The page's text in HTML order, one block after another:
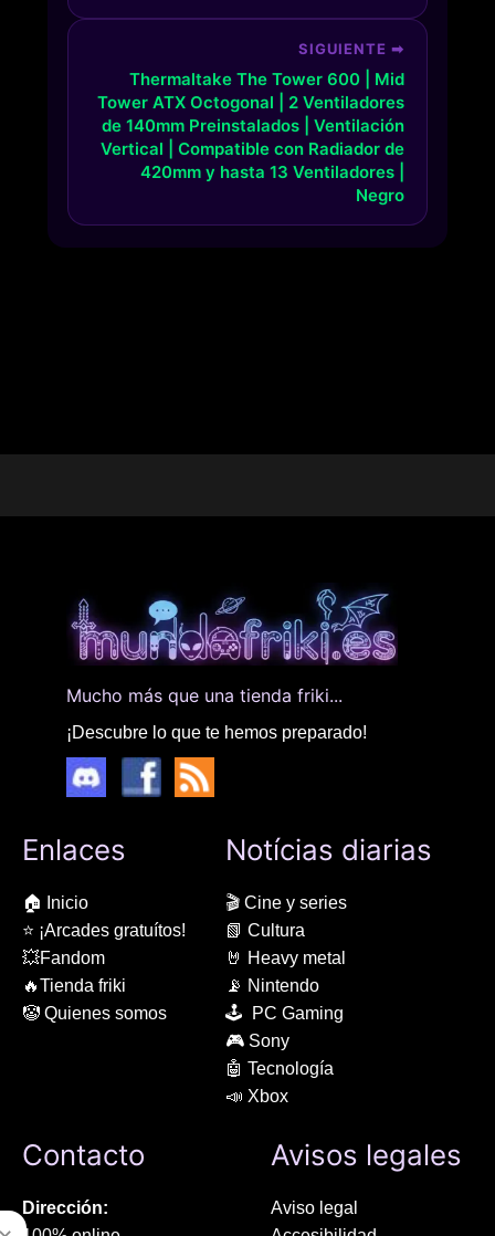
SIGUIENTE ➡
Thermaltake The Tower 600 | Mid
Tower ATX Octogonal | 2 Ventiladores
de 140mm Preinstalados | Ventilación
Vertical | Compatible con Radiador de
420mm y hasta 13 Ventiladores |
Negro
Mucho más que una tienda friki...
¡Descubre lo que te hemos preparado!
Enlaces
🏠 Inicio
⭐ ¡Arcades gratuítos!
💥Fandom
🔥Tienda friki
🤡 Quienes somos
Notícias diarias
🎬 Cine y series
📗 Cultura
🤘 Heavy metal
📡 Nintendo
🕹 PC Gaming
🎮 Sony
🤖 Tecnología
📣 Xbox
Contacto
Dirección:
Avisos legales
Aviso legal